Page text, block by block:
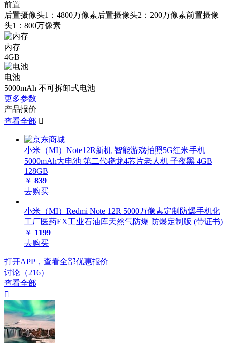
前置
后置摄像头1：4800万像素后置摄像头2：200万像素前置摄像
头1：800万像素
内存
4GB
电池
5000mAh 不可拆卸式电池
更多参数
产品报价
查看全部 
小米（MI）Note12R新机 智能游戏拍照5G红米手机
5000mAh大电池 第二代骁龙4芯片老人机 子夜黑 4GB
128GB
￥ 839
去购买
小米（MI）Redmi Note 12R 5000万像素定制防爆手机化
工厂医药EX工业石油库天然气防爆 防爆定制版 (带证书)
￥ 1199
去购买
打开APP，查看全部优惠报价
讨论（216）
查看全部
